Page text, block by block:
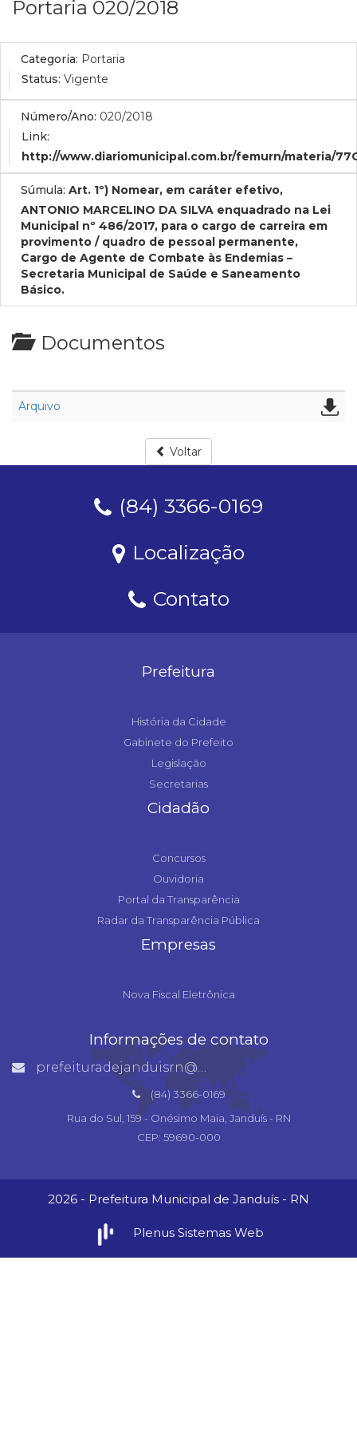
Portaria 020/2018
Categoria: Portaria
Status: Vigente
Número/Ano: 020/2018
Link:
http://www.diariomunicipal.com.br/femurn/materia/
Súmula: Art. 1º) Nomear, em caráter efetivo,
ANTONIO MARCELINO DA SILVA enquadrado na Lei
Municipal nº 486/2017, para o cargo de carreira em
provimento / quadro de pessoal permanente,
Cargo de Agente de Combate às Endemias –
Secretaria Municipal de Saúde e Saneamento
Básico.
Documentos
Arquivo
Voltar
(84) 3366-0169
Localização
Contato
Prefeitura
História da Cidade
Gabinete do Prefeito
Legislação
Secretarias
Cidadão
Concursos
Ouvidoria
Portal da Transparência
Radar da Transparência Pública
Empresas
Nova Fiscal Eletrônica
Informações de contato
prefeituradejanduisrn@gmail.com
(84) 3366-0169
Rua do Sul, 159 - Onésimo Maia, Janduís - RN
CEP: 59690-000
2026 - Prefeitura Municipal de Janduís - RN
Plenus Sistemas Web